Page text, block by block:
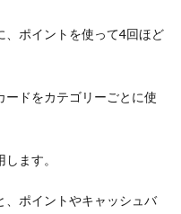
、ポイントを使って4回ほど
ードをカテゴリーごとに使
ます。
、ポイントやキャッシュバ